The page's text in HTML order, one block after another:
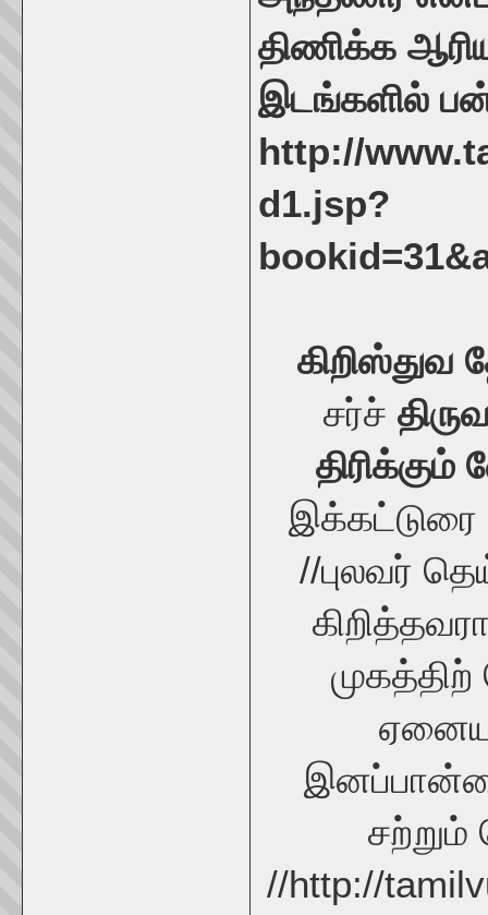
திணிக்க
இடங்களில்
http://
d1.jsp?
கிறிஸ்துவ
சர்ச்
//புலவர்
முகத்திற்
சற்றும்
//http://